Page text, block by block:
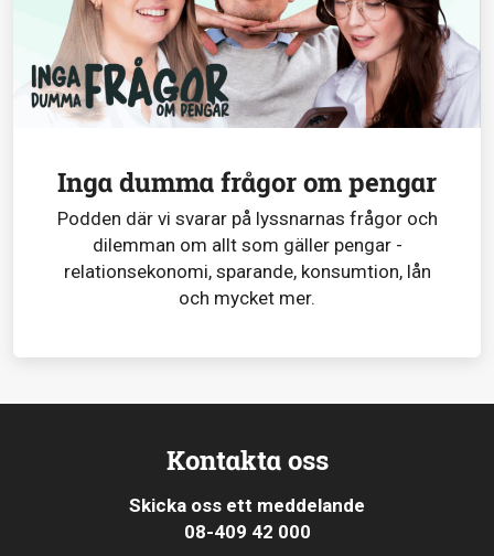
Inga dumma frågor om pengar
Podden där vi svarar på lyssnarnas frågor och
dilemman om allt som gäller pengar -
relationsekonomi, sparande, konsumtion, lån
och mycket mer.
Kontakta oss
Skicka oss ett meddelande
08-409 42 000